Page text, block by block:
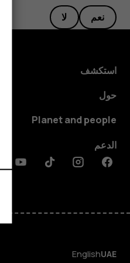
الهواتف الذكية
الهواتف
الأكسسوارات
HMD Terra M
HMD DUB
HMD Watch
للأعمال
نعم لا
استكشف
حول
Planet and people
الدعم
Facebook
Instagram
Tiktok
UAE
English